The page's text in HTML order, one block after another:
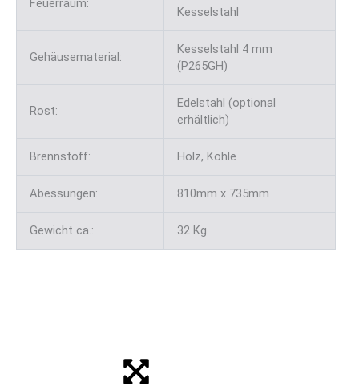
Feuerraum:
Kesselstahl
Gehäusematerial:
Kesselstahl 4 mm
(P265GH)
Rost:
Edelstahl (optional
erhältlich)
Brennstoff: Holz, Kohle
Abessungen: 810mm x 735mm
Gewicht ca.: 32 Kg